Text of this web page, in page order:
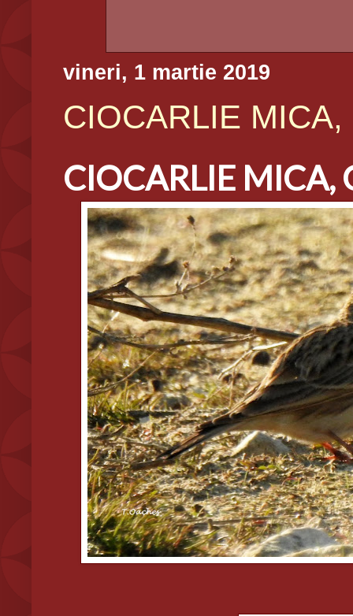
vineri, 1 martie 2019
CIOCARLIE
CIOCARLIE MICA,